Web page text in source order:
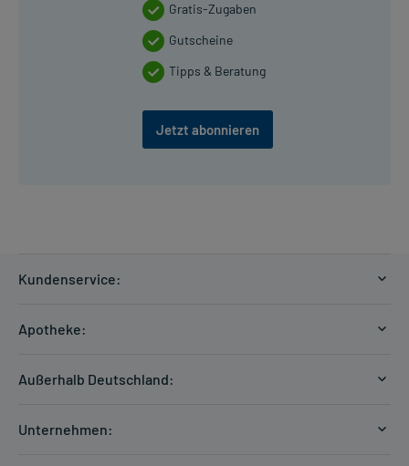
Gratis-Zugaben
Gutscheine
Tipps & Beratung
Jetzt abonnieren
Kundenservice:
Zahlungsarten
Hilfe
Apotheke:
Außerhalb Deutschland:
Unternehmen: